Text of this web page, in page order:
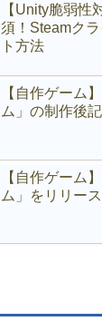
【Unity脆弱性
須！Steamク
ト方法
【自作ゲーム
ム」の制作後記
【自作ゲーム
ム」をリリース